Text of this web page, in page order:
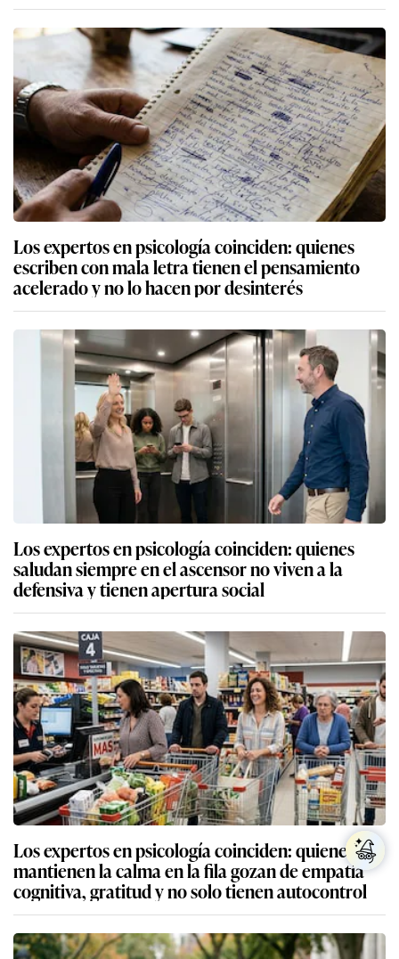
Los expertos en psicología coinciden: quienes
escriben con mala letra tienen el pensamiento
acelerado y no lo hacen por desinterés
Los expertos en psicología coinciden: quienes
saludan siempre en el ascensor no viven a la
defensiva y tienen apertura social
Los expertos en psicología coinciden: quienes
mantienen la calma en la fila gozan de empatía
cognitiva, gratitud y no solo tienen autocontrol